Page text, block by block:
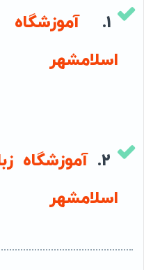
۱.
اسلامشهر
۲. آموزشگاه
اسلامشهر